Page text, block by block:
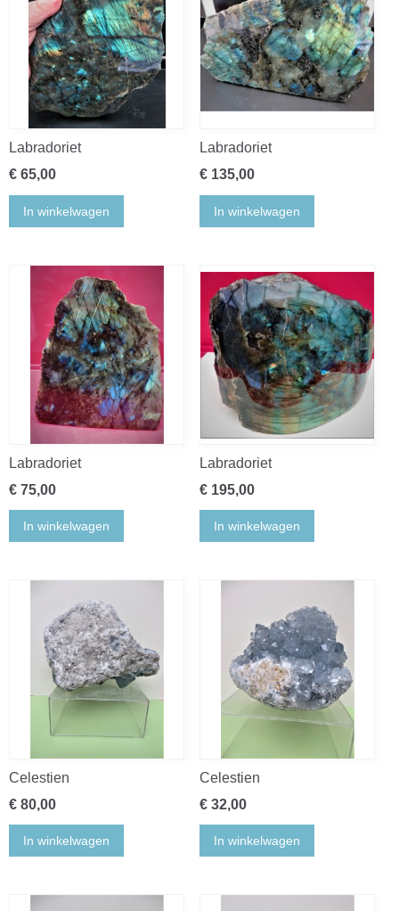
Labradoriet
€ 65,00
In winkelwagen
Labradoriet
€ 135,00
In winkelwagen
Labradoriet
€ 75,00
In winkelwagen
Labradoriet
€ 195,00
In winkelwagen
Celestien
€ 80,00
In winkelwagen
Celestien
€ 32,00
In winkelwagen